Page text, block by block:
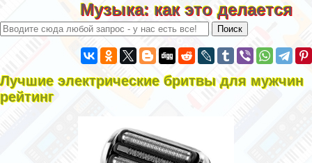
Музыка: как это делается
Лучшие электрические бритвы для мужчин
рейтинг